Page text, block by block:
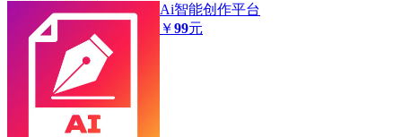
Ai智能创作平台
￥99元